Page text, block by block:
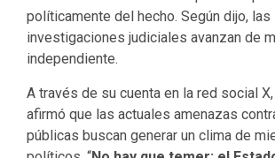
políticamente del hecho. Según dijo, las
investigaciones judiciales avanzan de
independiente.
A través de su cuenta en la red social
afirmó que las actuales amenazas
públicas buscan generar un clima de